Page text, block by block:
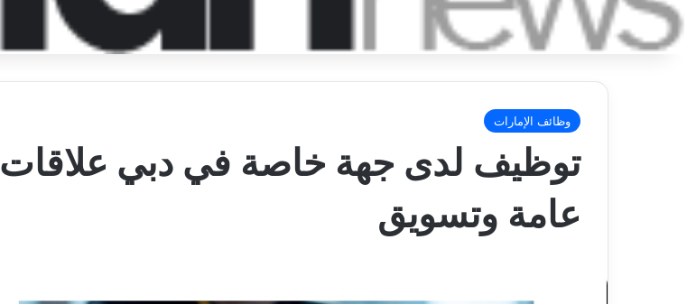
وظائف الإمارات
توظيف لدى جهة خاصة في دبي علاقات
عامة وتسويق